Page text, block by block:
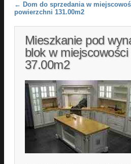
Post navigation
← Dom do sprzedania w
powierzchni 131.00m2
Mieszkanie pod
blok w
37.00m2